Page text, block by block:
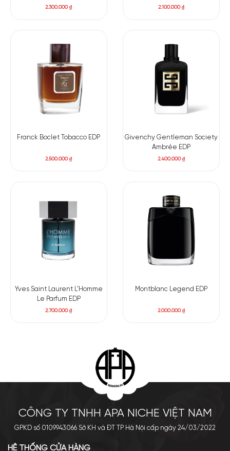
2.300.000₫ 2.100.000₫
Franck Boclet Tobacco EDP
2.500.000₫
Givenchy Gentleman Society
Ambrée EDP
2.400.000₫
Yves Saint Laurent L’Homme
Le Parfum EDP
2.700.000₫
Montblanc Legend EDP
2.000.000₫
CÔNG TY TNHH APA NICHE VIỆT NAM
GPKD số 0109943066 Sở KH và ĐT TP Hà Nội cấp ngày 24/03/2022
HỆ THỐNG CỬA HÀNG